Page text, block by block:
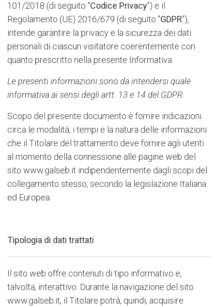
101/2018 (di seguito "Codice Privacy") e il
Regolamento (UE) 2016/679 (di seguito "GDPR"),
intende garantire la privacy e la sicurezza dei dati
personali di ciascun visitatore coerentemente con
quanto prescritto nella presente Informativa.
Le presenti informazioni sono da intendersi quale
informativa ai sensi degli artt. 13 e 14 del GDPR.
Scopo del presente documento è fornire indicazioni
circa le modalità, i tempi e la natura delle informazioni
che il Titolare del trattamento deve fornire agli utenti
al momento della connessione alle pagine web del
sito www.galseb.it indipendentemente dagli scopi del
collegamento stesso, secondo la legislazione Italiana
ed Europea.
Tipologia di dati trattati
Il sito web offre contenuti di tipo informativo e,
talvolta, interattivo. Durante la navigazione del sito
www.galseb.it, il Titolare potrà, quindi, acquisire